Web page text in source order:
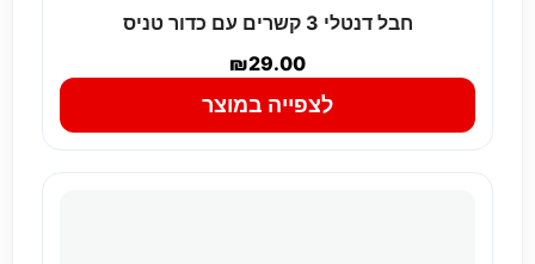
חבל דנטלי 3 קשרים עם כדור טניס
₪29.00
לצפייה במוצר